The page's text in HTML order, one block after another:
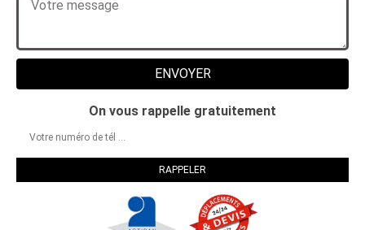
On vous rappelle gratuitement